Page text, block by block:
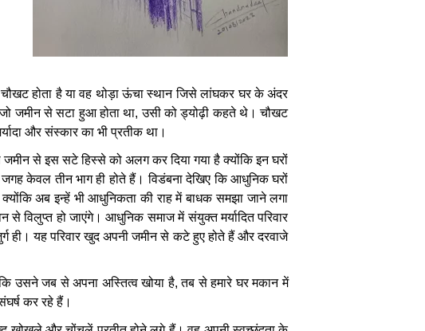
चौखट होता है या वह थोड़ा ऊंचा स्थान जिसे लांघकर घर के अंदर
जो जमीन से सटा हुआ होता था,उसी को ड्योढ़ी कहते थे। चौखट
और संस्कार का भी प्रतीक था।
जमीन से इस सटे हिस्से को अलग कर दिया गया है क्योंकि इन घरों
जगह केवल तीन भाग ही होते हैं। विडंबना देखिए कि आधुनिक घरों
क्योंकि अब इन्हें भी आधुनिकता की राह में बाधक समझा जाने लगा
से विलुप्त हो जाएंगे। आधुनिक समाज में संयुक्त मर्यादित परिवार
ही। यह परिवार खुद अपनी जमीन से कटे हुए होते हैं और दरवाजे
उसने जब से अपना अस्तित्व खोया है,तब से हमारे घर मकान में
कर रहे हैं।